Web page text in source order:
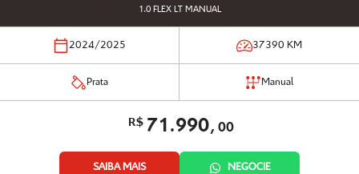
1.0 FLEX LT MANUAL
2024/2025 37390 KM
Prata Manual
R$71.990, 00
SAIBA MAIS NEGOCIE